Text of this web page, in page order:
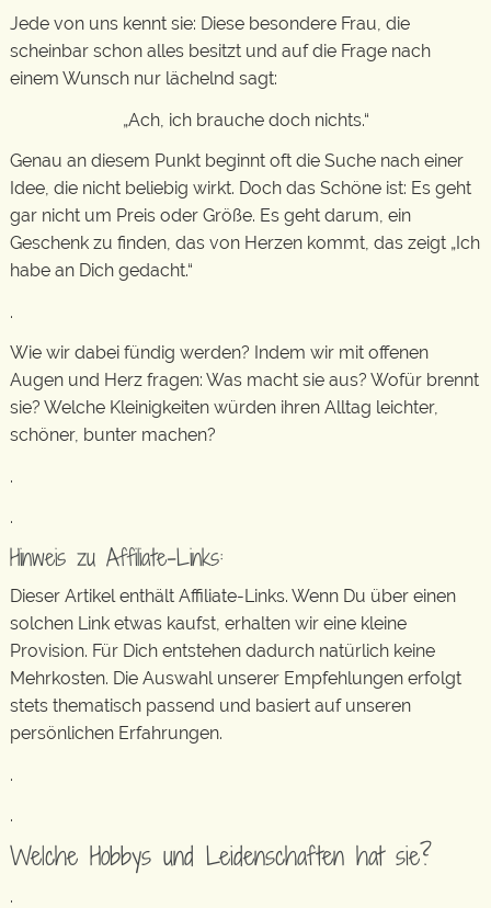
Jede von uns kennt sie: Diese besondere Frau, die
scheinbar schon alles besitzt und auf die Frage nach
einem Wunsch nur lächelnd sagt:
„Ach, ich brauche doch nichts.“
Genau an diesem Punkt beginnt oft die Suche nach einer
Idee, die nicht beliebig wirkt. Doch das Schöne ist: Es geht
gar nicht um Preis oder Größe. Es geht darum, ein
Geschenk zu finden, das von Herzen kommt, das zeigt „Ich
habe an Dich gedacht.“
.
Wie wir dabei fündig werden? Indem wir mit offenen
Augen und Herz fragen: Was macht sie aus? Wofür brennt
sie? Welche Kleinigkeiten würden ihren Alltag leichter,
schöner, bunter machen?
.
.
Hinweis zu Affiliate-Links:
Dieser Artikel enthält Affiliate-Links. Wenn Du über einen
solchen Link etwas kaufst, erhalten wir eine kleine
Provision. Für Dich entstehen dadurch natürlich keine
Mehrkosten. Die Auswahl unserer Empfehlungen erfolgt
stets thematisch passend und basiert auf unseren
persönlichen Erfahrungen.
.
.
Welche Hobbys und Leidenschaften hat sie?
.